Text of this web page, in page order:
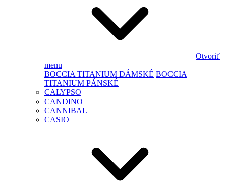
Otvoriť
menu
BOCCIA TITANIUM DÁMSKÉ BOCCIA
TITANIUM PÁNSKÉ
CALYPSO
CANDINO
CANNIBAL
CASIO